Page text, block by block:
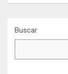
Buscar